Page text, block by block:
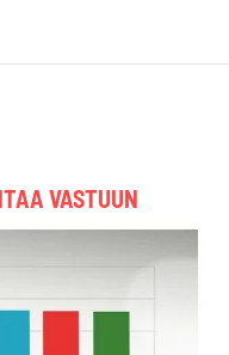
VASTUUN